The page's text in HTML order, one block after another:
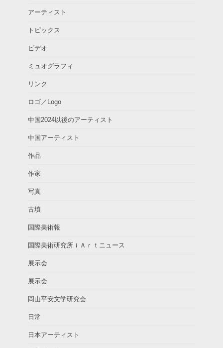
アーティスト
トピックス
ビデオ
ミュオグラフィ
リンク
ロゴ／Logo
中国2024以後のアーティスト
中国アーティスト
作品
作家
写真
古墳
国際美術報
国際美術研究所ｉＡｒｔニュース
展示会
展示会
岡山平安文学研究会
日常
日本アーティスト